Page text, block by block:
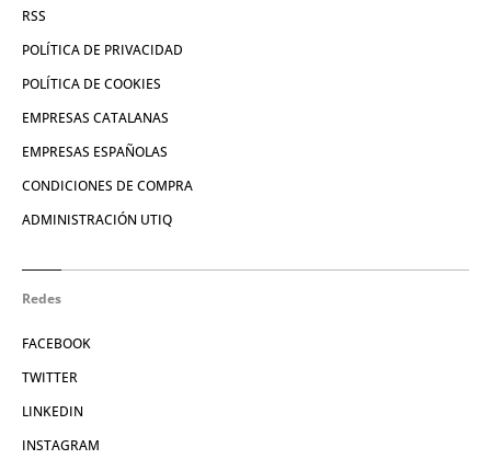
RSS
POLÍTICA DE PRIVACIDAD
POLÍTICA DE COOKIES
EMPRESAS CATALANAS
EMPRESAS ESPAÑOLAS
CONDICIONES DE COMPRA
ADMINISTRACIÓN UTIQ
Redes
FACEBOOK
TWITTER
LINKEDIN
INSTAGRAM